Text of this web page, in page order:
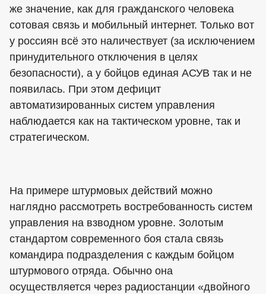
же значение, как для гражданского человека
сотовая связь и мобильный интернет. Только вот
у россиян всё это наличествует (за исключением
принудительного отключения в целях
безопасности), а у бойцов единая АСУВ так и не
появилась. При этом дефицит
автоматизированных систем управления
наблюдается как на тактическом уровне, так и
стратегическом.
На примере штурмовых действий можно
наглядно рассмотреть востребованность систем
управления на взводном уровне. Золотым
стандартом современного боя стала связь
командира подразделения с каждым бойцом
штурмового отряда. Обычно она
осуществляется через радиостанции «двойного